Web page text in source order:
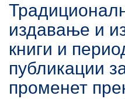
издавање и
книги и
публикации
променет